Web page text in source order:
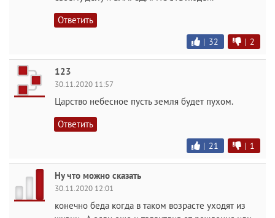
Ответить
| 32 | 2
123
30.11.2020 11:57
Царство небесное пусть земля будет пухом.
Ответить
| 21 | 1
Ну что можно сказать
30.11.2020 12:01
конечно беда когда в таком возрасте уходят из